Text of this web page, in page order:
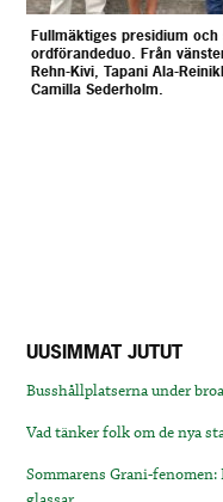
Fullmäktiges presidium och
ordförandeduo. Från
Rehn-Kivi, Tapani Ala-
Camilla Sederholm.
UUSIMMAT JUTUT
Busshållplatserna under
Vad tänker folk om de nya
Sommarens Grani-